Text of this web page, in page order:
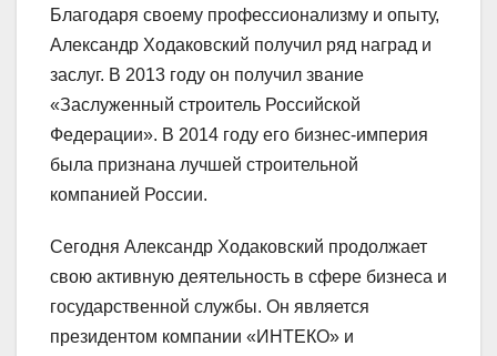
Благодаря своему профессионализму и опыту,
Александр Ходаковский получил ряд наград и
заслуг. В 2013 году он получил звание
«Заслуженный строитель Российской
Федерации». В 2014 году его бизнес-империя
была признана лучшей строительной
компанией России.
Сегодня Александр Ходаковский продолжает
свою активную деятельность в сфере бизнеса и
государственной службы. Он является
президентом компании «ИНТЕКО» и